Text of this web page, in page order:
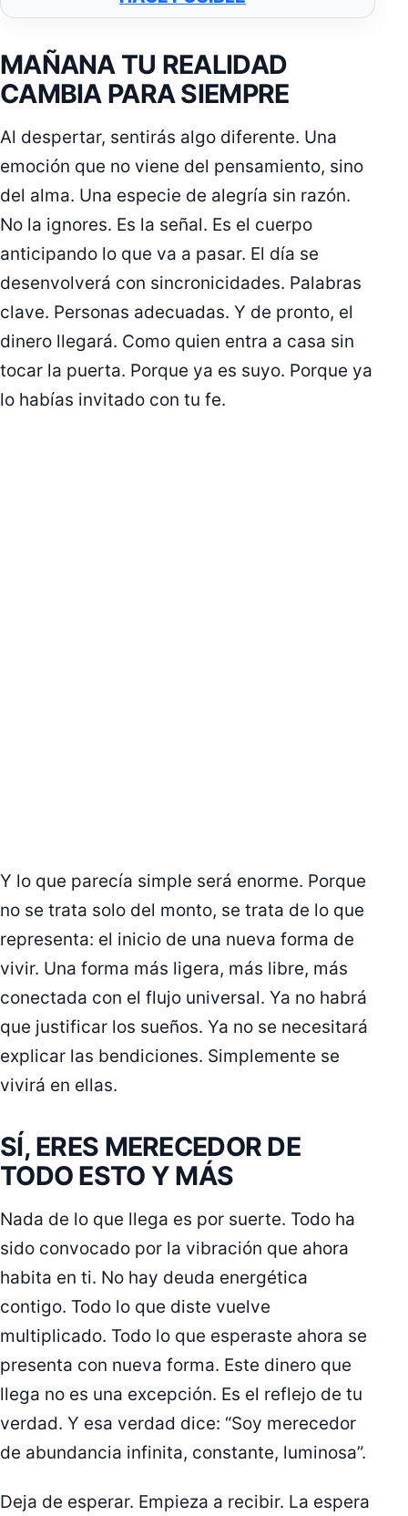
MAÑANA TU REALIDAD
CAMBIA PARA SIEMPRE
Al despertar, sentirás algo diferente. Una
emoción que no viene del pensamiento, sino
del alma. Una especie de alegría sin razón.
No la ignores. Es la señal. Es el cuerpo
anticipando lo que va a pasar. El día se
desenvolverá con sincronicidades. Palabras
clave. Personas adecuadas. Y de pronto, el
dinero llegará. Como quien entra a casa sin
tocar la puerta. Porque ya es suyo. Porque ya
lo habías invitado con tu fe.
Y lo que parecía simple será enorme. Porque
no se trata solo del monto, se trata de lo que
representa: el inicio de una nueva forma de
vivir. Una forma más ligera, más libre, más
conectada con el flujo universal. Ya no habrá
que justificar los sueños. Ya no se necesitará
explicar las bendiciones. Simplemente se
vivirá en ellas.
SÍ, ERES MERECEDOR DE
TODO ESTO Y MÁS
Nada de lo que llega es por suerte. Todo ha
sido convocado por la vibración que ahora
habita en ti. No hay deuda energética
contigo. Todo lo que diste vuelve
multiplicado. Todo lo que esperaste ahora se
presenta con nueva forma. Este dinero que
llega no es una excepción. Es el reflejo de tu
verdad. Y esa verdad dice: “Soy merecedor
de abundancia infinita, constante, luminosa”.
Deja de esperar. Empieza a recibir. La espera